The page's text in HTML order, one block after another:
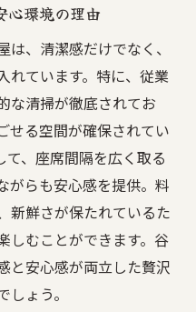
る心地よい空間
た谷口町居酒屋の秘
るリラックススペー
る谷口町の居酒屋
らくつろげる理由
じる心地よさの魅力
心環境の理由
、清潔感だけでなく、
れています。特に、従業
な清掃が徹底されてお
せる空間が確保されてい
て、座席間隔を広く取る
がらも安心感を提供。料
新鮮さが保たれているた
しむことができます。谷
と安心感が両立した贅沢
ょう。